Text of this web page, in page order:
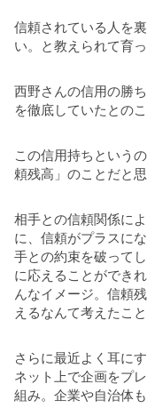
信頼されている人を
い。と教えられて育っ
西野さんの信用の勝
を徹底していたとのこ
この信用持ちという
頼残高」のことだと思
相手との信頼関係に
に、信頼がプラスに
手との約束を破って
に応えることができ
んなイメージ。信頼
えるなんて考えたこ
さらに最近よく耳に
ネット上で企画をプ
組み。企業や自治体